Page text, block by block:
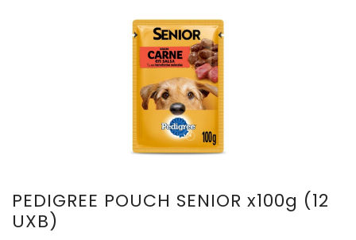
PEDIGREE POUCH SENIOR x100g (12
UXB)